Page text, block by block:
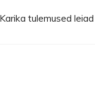
tulemused leiad